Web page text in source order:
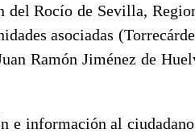
del Rocío de Sevilla,
asociadas
Ramón Jiménez de
información al